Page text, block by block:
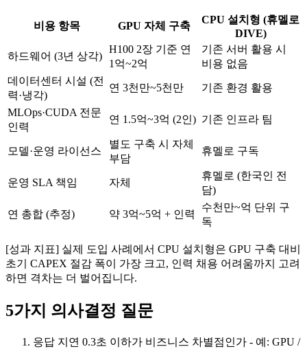
비용 항목 GPU 자체 구축
CPU 설치형 (휴멜로
DIVE)
하드웨어 (3년 상각)
H100 2장 기준 연
1억~2억
기존 서버 활용 시
비용 없음
데이터센터 시설 (전
력·냉각)
연 3천만~5천만 기존 환경 활용
MLOps·CUDA 전문
인력
연 1.5억~3억 (2인) 기존 인프라 팀
모델·운영 라이선스
별도 구축 시 자체
부담
휴멜로 구독
운영 SLA 책임 자체
휴멜로 (한국인 전
담)
연 총합 (추정) 약 3억~5억 + 인력
수천만~억 단위 구
독
[성과 지표] 실제 도입 사례에서 CPU 설치형은 GPU 구축 대비
초기 CAPEX 절감 폭이 가장 크고, 인력 채용 어려움까지 고려
하면 격차는 더 벌어집니다.
5가지 의사결정 질문
응답 지연 0.3초 이하가 비즈니스 차별점인가 - 예: GPU /